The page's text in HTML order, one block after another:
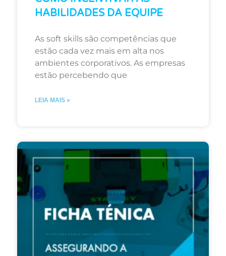
HABILIDADES DA EQUIPE
As soft skills são competências que
estão cada vez mais em alta nos
ambientes corporativos. As empresas
estão percebendo que
LEIA MAIS »